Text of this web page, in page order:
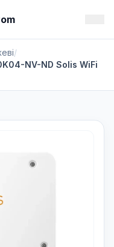
/
NV-ND Solis WiFi